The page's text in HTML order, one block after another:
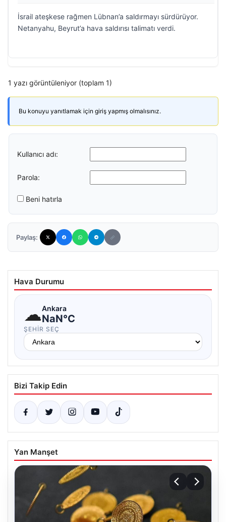
İsrail ateşkese rağmen Lübnan’a saldırmayı sürdürüyor.
Netanyahu, Beyrut’a hava saldırısı talimatı verdi.
1 yazı görüntüleniyor (toplam 1)
Bu konuyu yanıtlamak için giriş yapmış olmalısınız.
Kullanıcı adı:
Parola:
Beni hatırla
Paylaş:
Hava Durumu
☁Ankara
NaN°C
ŞEHIR SEÇ
Bizi Takip Edin
Yan Manşet